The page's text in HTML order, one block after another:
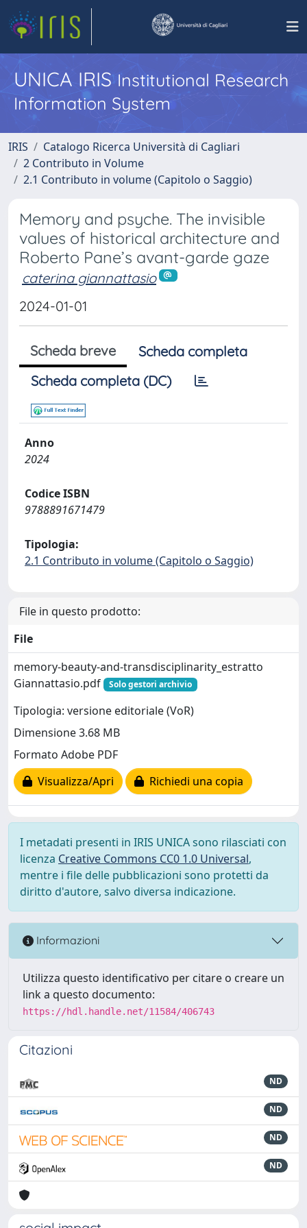
UNICA IRISInstitutional Research
Information System
IRIS
Catalogo Ricerca Università di Cagliari
2 Contributo in Volume
2.1 Contributo in volume (Capitolo o Saggio)
Memory and psyche. The invisible
values of historical architecture and
Roberto Pane’s avant-garde gaze
caterina giannattasio
2024-01-01
Scheda breve
Scheda completa
Scheda completa (DC)
Anno
2024
Codice ISBN
9788891671479
Tipologia:
2.1 Contributo in volume (Capitolo o Saggio)
File in questo prodotto:
File
memory-beauty-and-transdisciplinarity_estratto
Giannattasio.pdf
Solo gestori archivio
Tipologia: versione editoriale (VoR)
Dimensione 3.68 MB
Formato Adobe PDF
Visualizza/Apri
Richiedi una copia
I metadati presenti in IRIS UNICA sono rilasciati con
licenza Creative Commons CC0 1.0 Universal,
mentre i file delle pubblicazioni sono protetti da
diritto d'autore, salvo diversa indicazione.
Informazioni
Utilizza questo identificativo per citare o creare un
link a questo documento:
https://hdl.handle.net/11584/406743
Citazioni
ND
ND
ND
ND